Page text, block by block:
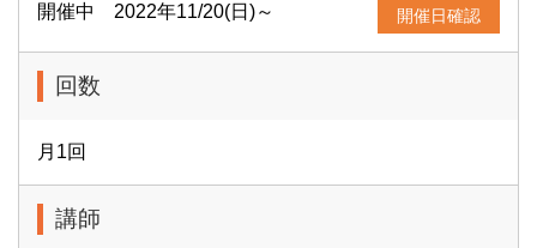
開催中 2022年11/20(日)～ 開催日確認
回数
月1回
講師